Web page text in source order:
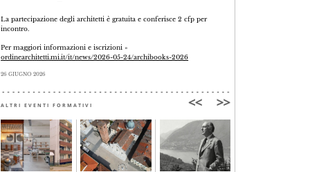
La partecipazione degli architetti è gratuita e conferisce 2 cfp per
incontro.
Per maggiori informazioni e iscrizioni »
ordinearchitetti.mi.it/it/news/2026-05-24/archibooks-2026
26 GIUGNO 2026
ALTRI EVENTI FORMATIVI